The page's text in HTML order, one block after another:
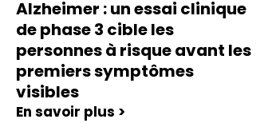
Alzheimer : un essai clinique
de phase 3 cible les
personnes à risque avant les
premiers symptômes
visibles
En savoir plus >